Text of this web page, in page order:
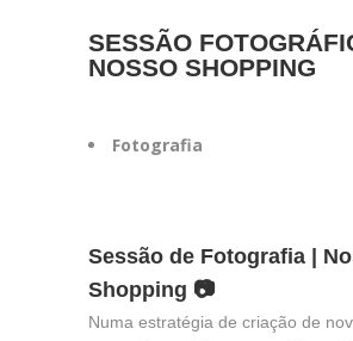
SESSÃO
NOSSO SHOPPING
Fotografia
Sessão de Fotografia |
Shopping 📷
Numa estratégia de criação de